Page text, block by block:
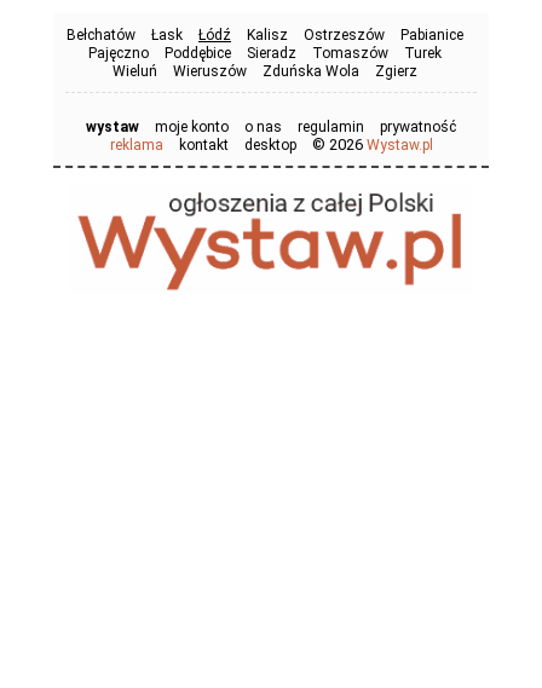
Bełchatów Łask Łódź Kalisz Ostrzeszów
Pabianice
Pajęczno
Poddębice Sieradz Tomaszów
Turek
Wieluń
Wieruszów Zduńska Wola Zgierz
wystaw moje konto o nas regulamin
prywatność
reklama
kontakt desktop © 2026 Wystaw.pl